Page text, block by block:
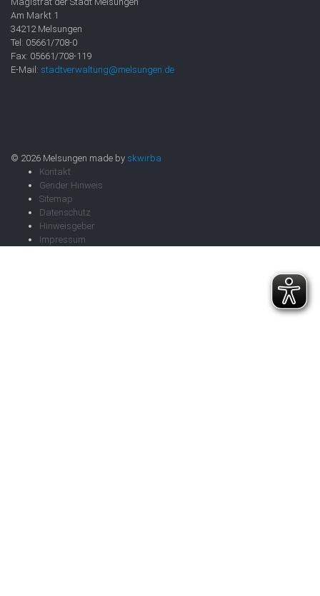
Am Markt 1
34212 Melsungen
Tel: 05661/708-0
Fax: 05661/708-119
E-Mail: stadtverwaltung@melsungen.de
© 2026 Melsungen made by skwirba
Kontakt
Gender Hinweis
Sitemap
Datenschutz
Hinweisgeber
Impressum